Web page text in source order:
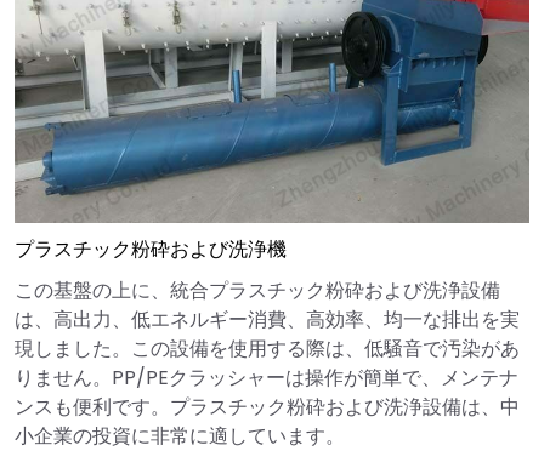
プラスチック粉砕および洗浄機
この基盤の上に、統合プラスチック粉砕および洗浄設備
は、高出力、低エネルギー消費、高効率、均一な排出を実
現しました。この設備を使用する際は、低騒音で汚染があ
りません。PP/PEクラッシャーは操作が簡単で、メンテナ
ンスも便利です。プラスチック粉砕および洗浄設備は、中
小企業の投資に非常に適しています。